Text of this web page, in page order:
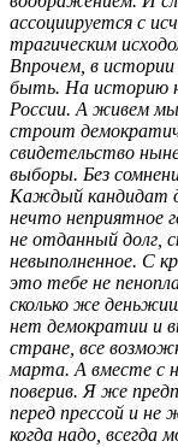
ассоциируется с
трагическим
Впрочем, в истории
быть. На историю
России. А живем
строит
свидетельство
выборы. Без
Каждый кандидат
нечто неприятное
не отданный долг,
невыполненное. С
это тебе не
сколько же
нет демократии и
стране, все
марта. А вместе с
поверив. Я же
перед прессой и не
когда надо,